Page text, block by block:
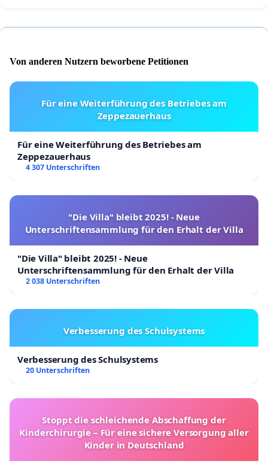
Von anderen Nutzern beworbene Petitionen
Für eine Weiterführung des Betriebes am
Zeppezauerhaus
Für eine Weiterführung des Betriebes am
Zeppezauerhaus
4 307 Unterschriften
"Die Villa" bleibt 2025! - Neue
Unterschriftensammlung für den Erhalt der Villa
"Die Villa" bleibt 2025! - Neue
Unterschriftensammlung für den Erhalt der Villa
2 038 Unterschriften
Verbesserung des Schulsystems
Verbesserung des Schulsystems
20 Unterschriften
Stoppt die schleichende Abschaffung der
Kinderchirurgie – Für eine sichere Versorgung aller
Kinder in Deutschland